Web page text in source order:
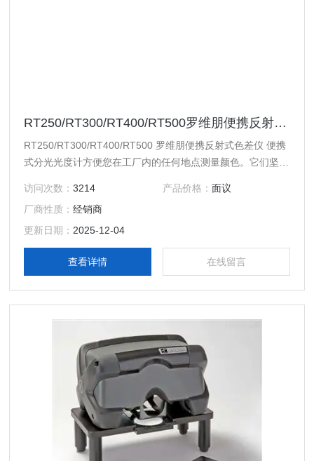
RT250/RT300/RT400/RT500罗维朋便携反射式色差仪
RT250/RT300/RT400/RT500 罗维朋便携反射式色差仪 便携
式分光光度计方便您在工厂内的任何地点测量颜色。它们坚
医药产品 塑料 日用品 涂料 食品和饮料
访问次数：3214 产品价格： 面议
厂商性质：经销商
更新日期： 2025-12-04
查看详情 在线留言